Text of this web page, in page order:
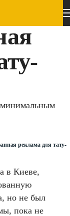
минимальным
реклама для тату-
в Киеве,
но не был
пока не